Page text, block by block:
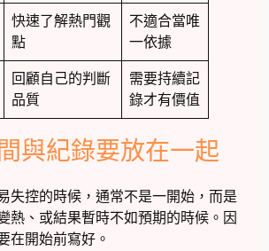
快速了解熱門觀
點
不適合當唯
一依據
回顧自己的判斷
品質
需要持續記
錄才有價值
與紀錄要放在一起
失控的時候，通常不是一開始，而是
熱、或結果暫時不如預期的時候。因
在開始前寫好。